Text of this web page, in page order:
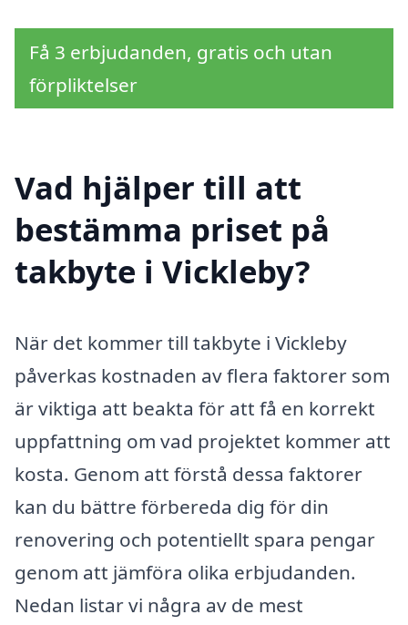
Få 3 erbjudanden, gratis och utan
förpliktelser
Vad hjälper till att
bestämma priset på
takbyte i Vickleby?
När det kommer till takbyte i Vickleby
påverkas kostnaden av flera faktorer som
är viktiga att beakta för att få en korrekt
uppfattning om vad projektet kommer att
kosta. Genom att förstå dessa faktorer
kan du bättre förbereda dig för din
renovering och potentiellt spara pengar
genom att jämföra olika erbjudanden.
Nedan listar vi några av de mest